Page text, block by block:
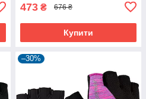
473 ₴ 676 ₴
Купити
–30%